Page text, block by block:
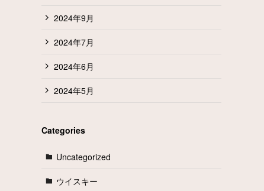
2024年9月
2024年7月
2024年6月
2024年5月
Categories
Uncategorized
ウイスキー